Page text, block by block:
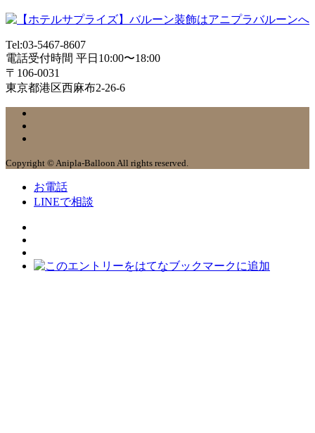
Tel:03-5467-8607
電話受付時間 平日10:00〜18:00
〒106-0031
東京都港区西麻布2-26-6
Copyright © Anipla-Balloon All rights reserved.
お電話
LINEで相談